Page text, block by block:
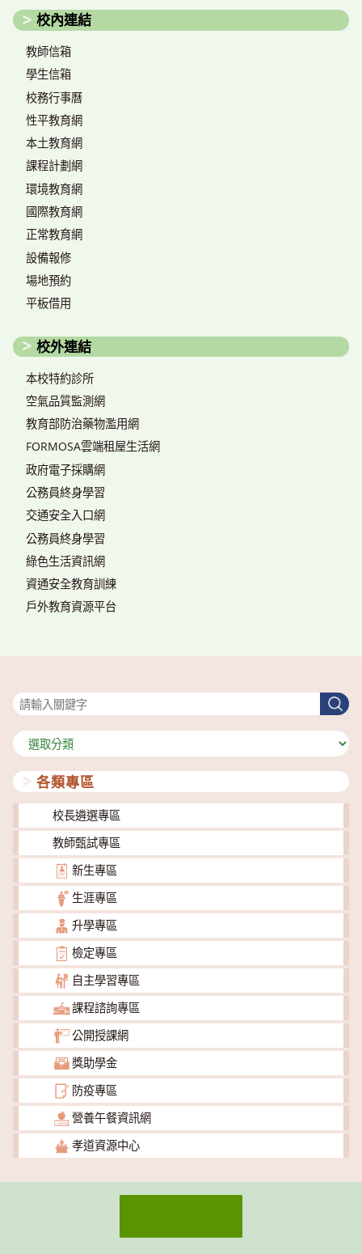
校內連結
教師信箱
學生信箱
校務行事曆
性平教育網
本土教育網
課程計劃網
環境教育網
國際教育網
正常教育網
設備報修
場地預約
平板借用
校外連結
本校特約診所
空氣品質監測網
教育部防治藥物濫用網
FORMOSA雲端租屋生活網
政府電子採購網
公務員終身學習
交通安全入口網
公務員終身學習
綠色生活資訊網
資通安全教育訓練
戶外教育資源平台
搜
尋
分
類
各類專區
校長遴選專區
教師甄試專區
新生專區
生涯專區
升學專區
檢定專區
自主學習專區
課程諮詢專區
公開授課網
獎助學金
防疫專區
營養午餐資訊網
孝道資源中心